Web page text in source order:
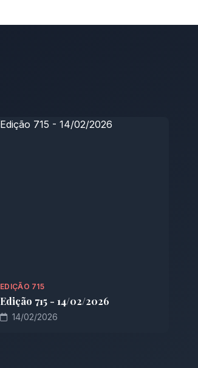
EDIÇÃO 715
Edição 715 - 14/02/2026
14/02/2026